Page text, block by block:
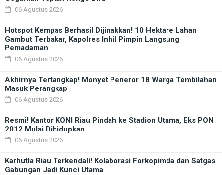
06 Agustus 2026
Hotspot Kempas Berhasil Dijinakkan! 10 Hektare Lahan
Gambut Terbakar, Kapolres Inhil Pimpin Langsung
Pemadaman
06 Agustus 2026
Akhirnya Tertangkap! Monyet Peneror 18 Warga Tembilahan
Masuk Perangkap
06 Agustus 2026
Resmi! Kantor KONI Riau Pindah ke Stadion Utama, Eks PON
2012 Mulai Dihidupkan
06 Agustus 2026
Karhutla Riau Terkendali! Kolaborasi Forkopimda dan Satgas
Gabungan Jadi Kunci Utama